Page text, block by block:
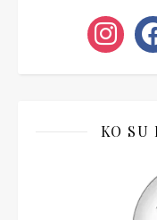
instagram
KO SU